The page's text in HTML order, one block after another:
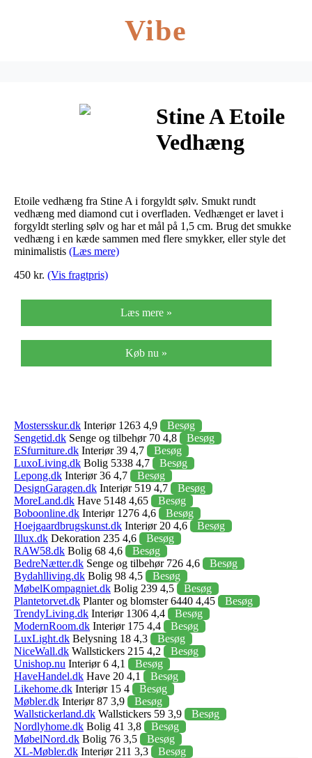
Vibe
Stine A Etoile
Vedhæng
Etoile vedhæng fra Stine A i forgyldt sølv. Smukt rundt
vedhæng med diamond cut i overfladen. Vedhænget er lavet i
forgyldt sterling sølv og har et mål på 1,5 cm. Brug det smukke
vedhæng i en kæde sammen med flere smykker, eller style det
minimalistis (Læs mere)
450 kr. (Vis fragtpris)
Læs mere »
Køb nu »
Mostersskur.dk Interiør 1263 4,9
Besøg
Sengetid.dk Senge og tilbehør 70 4,8
Besøg
ESfurniture.dk Interiør 39 4,7
Besøg
LuxoLiving.dk Bolig 5338 4,7
Besøg
Lepong.dk Interiør 36 4,7
Besøg
DesignGaragen.dk Interiør 519 4,7
Besøg
MoreLand.dk Have 5148 4,65
Besøg
Boboonline.dk Interiør 1276 4,6
Besøg
Hoejgaardbrugskunst.dk Interiør 20 4,6
Besøg
Illux.dk Dekoration 235 4,6
Besøg
RAW58.dk Bolig 68 4,6
Besøg
BedreNætter.dk Senge og tilbehør 726 4,6
Besøg
Bydahlliving.dk Bolig 98 4,5
Besøg
MøbelKompagniet.dk Bolig 239 4,5
Besøg
Plantetorvet.dk Planter og blomster 6440 4,45
Besøg
TrendyLiving.dk Interiør 1306 4,4
Besøg
ModernRoom.dk Interiør 175 4,4
Besøg
LuxLight.dk Belysning 18 4,3
Besøg
NiceWall.dk Wallstickers 215 4,2
Besøg
Unishop.nu Interiør 6 4,1
Besøg
HaveHandel.dk Have 20 4,1
Besøg
Likehome.dk Interiør 15 4
Besøg
Møbler.dk Interiør 87 3,9
Besøg
Wallstickerland.dk Wallstickers 59 3,9
Besøg
Nordlyhome.dk Bolig 41 3,8
Besøg
MøbelNord.dk Bolig 76 3,5
Besøg
XL-Møbler.dk Interiør 211 3,3
Besøg